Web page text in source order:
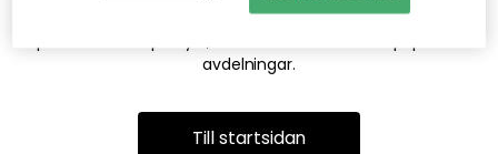
flyttats. Vi ber om ursäkt för besväret. I menyn ovan kan du
prova att söka på nytt, eller besöka en av våra populära
avdelningar.
Till startsidan